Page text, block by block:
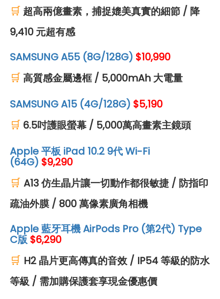
🛒 超高兩億畫素，捕捉媲美真實的細節 / 降
9,410 元超有感
SAMSUNG A55 (8G/128G) $10,990
🛒 高質感金屬邊框 / 5,000mAh 大電量
SAMSUNG A15 (4G/128G) $5,190
🛒 6.5吋護眼螢幕 / 5,000萬高畫素主鏡頭
Apple 平板 iPad 10.2 9代 Wi-Fi
(64G) $9,290
🛒 A13 仿生晶片讓一切動作都很敏捷 / 防指印
疏油外膜 / 800 萬像素廣角相機
Apple 藍牙耳機 AirPods Pro (第2代) Type
C版 $6,290
🛒 H2 晶片更高傳真的音效 / IP54 等級的防水
等級 / 需加購保護套享現金優惠價